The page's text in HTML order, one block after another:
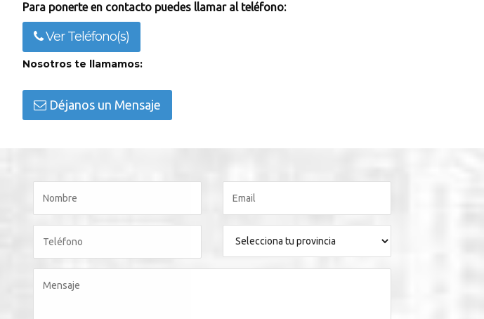
Para ponerte en contacto puedes llamar al teléfono:
Ver Teléfono(s)
Nosotros te llamamos:
Déjanos un Mensaje